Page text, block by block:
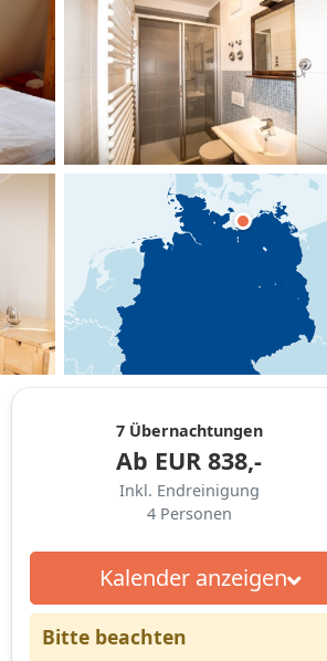
7 Übernachtungen
Ab EUR 838,-
Inkl. Endreinigung
4 Personen
Kalender anzeigen
Bitte beachten